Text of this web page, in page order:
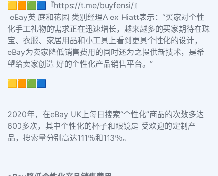
🟨🟧🟩🟦『https://t.me/buyfensi/』
eBay英 庭和花园 类别经理Alex Hiatt表示：“买家对个性
化手工礼物的需求正在迅速增长，越来越多的买家期待在珠
宝、衣服、家居用品和小工具上看到更具个性化的设计，
eBay为卖家降低销售费用的同时还为之提供新技术，是希
望给卖家创造 好的个性化产品销售平台。”
🟨🟧🟩🟦
2020年，在eBay UK上每日搜索“个性化”商品的次数多达
600多次，其中个性化的杯子和眼镜是 受欢迎的定制产
品，搜索量分别高达111％和113％。